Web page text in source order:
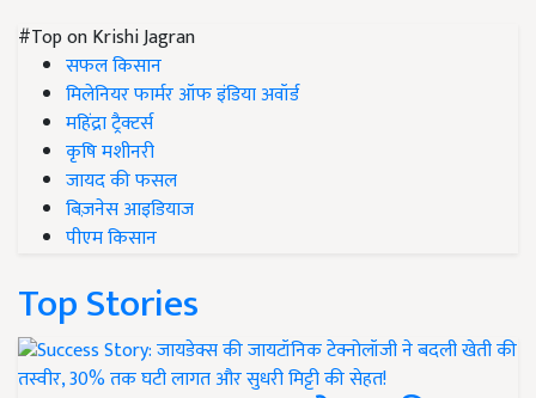
#Top on Krishi Jagran
सफल किसान
मिलेनियर फार्मर ऑफ इंडिया अवॉर्ड
महिंद्रा ट्रैक्टर्स
कृषि मशीनरी
जायद की फसल
बिज़नेस आइडियाज
पीएम किसान
Top Stories